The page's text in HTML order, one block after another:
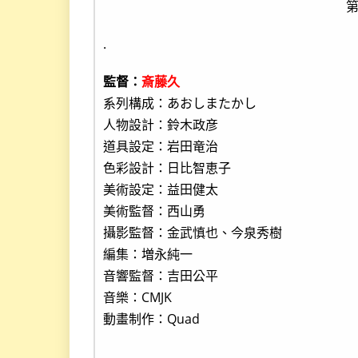
.
監督： 斎藤久
系列構成：あおしまたかし
人物設計：鈴木政彦
道具設定：岩田竜治
色彩設計：日比智恵子
美術設定：益田健太
美術監督：西山勇
攝影監督：金武慎也、今泉秀樹
編集：増永純一
音響監督：吉田公平
音樂：CMJK
動畫制作：Quad